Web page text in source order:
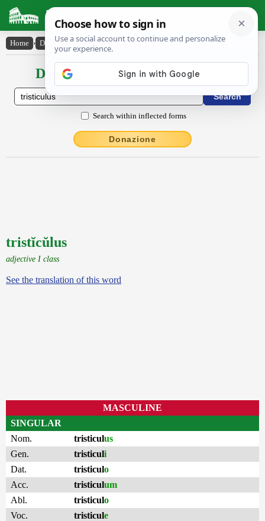
Latin Dictionary
Home › Declensions / Conjugations › tristĭcŭlus
Declensions / Conjugations latin
Search within inflected forms
Donazione
tristĭcŭlus
adjective I class
See the translation of this word
MASCULINE
SINGULAR
Nom.
tristiculus
Gen.
tristiculi
Dat.
tristiculo
Acc.
tristiculum
Abl.
tristiculo
Voc.
tristicule